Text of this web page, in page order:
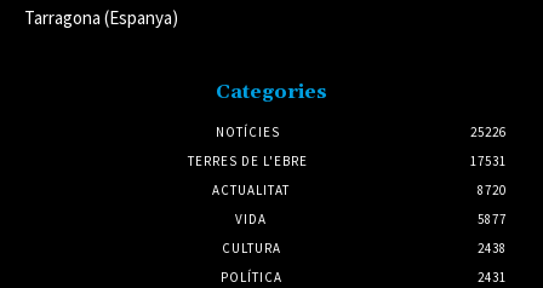
Tarragona (Espanya)
Categories
NOTÍCIES
25226
TERRES DE L'EBRE
17531
ACTUALITAT
8720
VIDA
5877
CULTURA
2438
POLÍTICA
2431